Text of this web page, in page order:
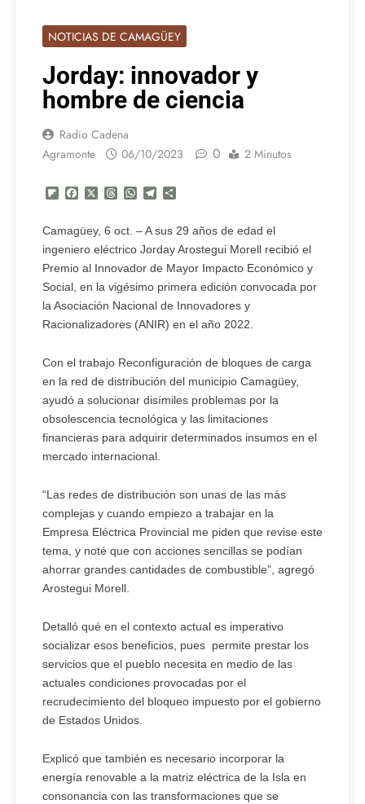
NOTICIAS DE CAMAGÜEY
Jorday: innovador y
hombre de ciencia
Radio Cadena
Agramonte
06/10/2023 0 2 Minutos
Flipboard
FacebookThreadsWhatsApp
Telegram
Camagüey, 6 oct. – A sus 29 años de edad el
ingeniero eléctrico Jorday Arostegui Morell recibió el
Premio al Innovador de Mayor Impacto Económico y
Social, en la vigésimo primera edición convocada por
la Asociación Nacional de Innovadores y
Racionalizadores (ANIR) en el año 2022.
Con el trabajo Reconfiguración de bloques de carga
en la red de distribución del municipio Camagüey,
ayudó a solucionar disímiles problemas por la
obsolescencia tecnológica y las limitaciones
financieras para adquirir determinados insumos en el
mercado internacional.
“Las redes de distribución son unas de las más
complejas y cuando empiezo a trabajar en la
Empresa Eléctrica Provincial me piden que revise este
tema, y noté que con acciones sencillas se podían
ahorrar grandes cantidades de combustible”, agregó
Arostegui Morell.
Detalló qué en el contexto actual es imperativo
socializar esos beneficios, pues permite prestar los
servicios que el pueblo necesita en medio de las
actuales condiciones provocadas por el
recrudecimiento del bloqueo impuesto por el gobierno
de Estados Unidos.
Explicó que también es necesario incorporar la
energía renovable a la matriz eléctrica de la Isla en
consonancia con las transformaciones que se